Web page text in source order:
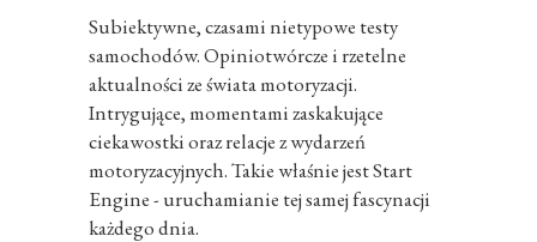
Subiektywne, czasami nietypowe testy
samochodów. Opiniotwórcze i rzetelne
aktualności ze świata motoryzacji.
Intrygujące, momentami zaskakujące
ciekawostki oraz relacje z wydarzeń
motoryzacyjnych. Takie właśnie jest Start
Engine - uruchamianie tej samej fascynacji
każdego dnia.